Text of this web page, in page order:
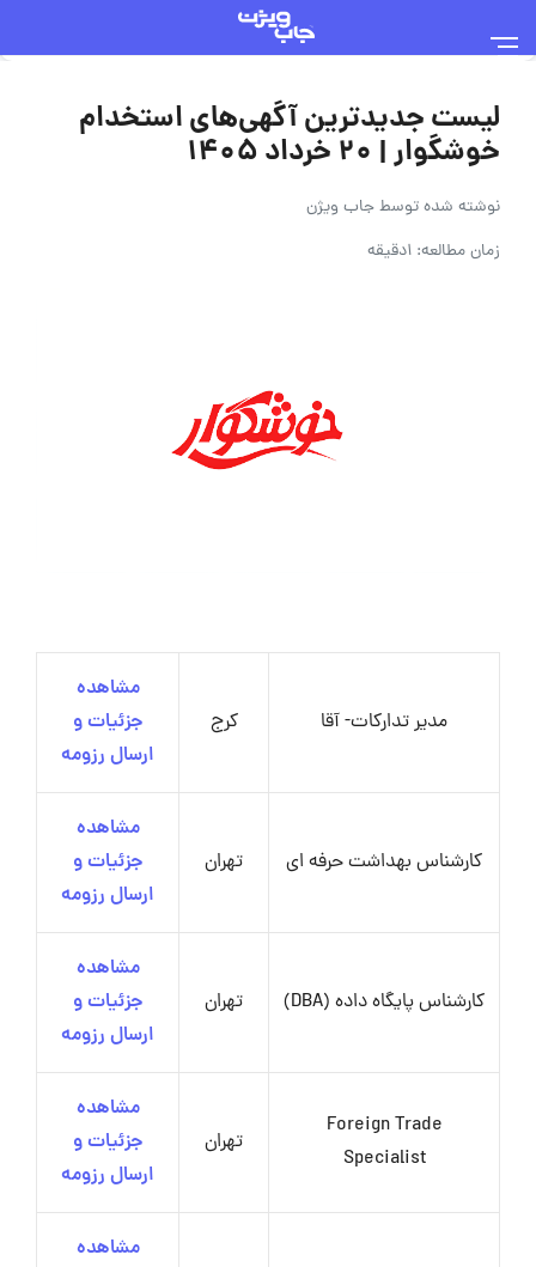
لیست جدیدترین آگهی‌های استخدام
خوشگوار | ۲۰ خرداد ۱۴۰۵
نوشته شده توسطجاب ویژن
زمان مطالعه: 1دقیقه
مدیر تدارکات- آقا کرج
مشاهده
جزئیات و
ارسال رزومه
کارشناس بهداشت حرفه ای تهران
مشاهده
جزئیات و
ارسال رزومه
کارشناس پایگاه داده (DBA) تهران
مشاهده
جزئیات و
ارسال رزومه
Foreign Trade
Specialist
تهران
مشاهده
جزئیات و
ارسال رزومه
مشاهده